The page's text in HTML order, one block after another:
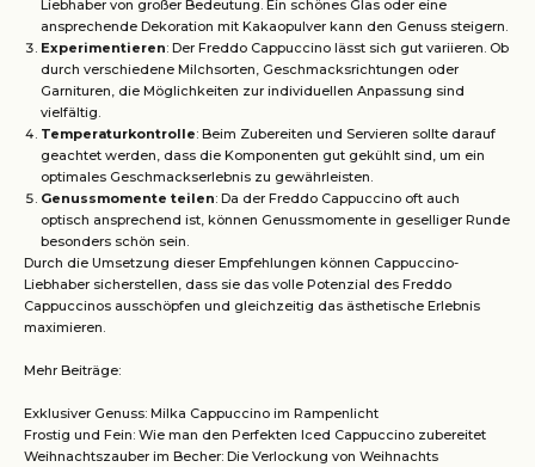
Liebhaber von großer Bedeutung. Ein schönes Glas oder eine
ansprechende Dekoration mit Kakaopulver kann den Genuss steigern.
Experimentieren: Der Freddo Cappuccino lässt sich gut variieren. Ob
durch verschiedene Milchsorten, Geschmacksrichtungen oder
Garnituren, die Möglichkeiten zur individuellen Anpassung sind
vielfältig.
Temperaturkontrolle: Beim Zubereiten und Servieren sollte darauf
geachtet werden, dass die Komponenten gut gekühlt sind, um ein
optimales Geschmackserlebnis zu gewährleisten.
Genussmomente teilen: Da der Freddo Cappuccino oft auch
optisch ansprechend ist, können Genussmomente in geselliger Runde
besonders schön sein.
Durch die Umsetzung dieser Empfehlungen können Cappuccino-
Liebhaber sicherstellen, dass sie das volle Potenzial des Freddo
Cappuccinos ausschöpfen und gleichzeitig das ästhetische Erlebnis
maximieren.
Mehr Beiträge:
Exklusiver Genuss: Milka Cappuccino im Rampenlicht
Frostig und Fein: Wie man den Perfekten Iced Cappuccino zubereitet
Weihnachtszauber im Becher: Die Verlockung von Weihnachts